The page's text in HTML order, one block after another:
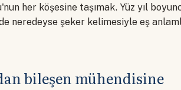
her köşesine taşımak. Yüz yıl
neredeyse şeker kelimesiyle eş
bileşen mühendisine